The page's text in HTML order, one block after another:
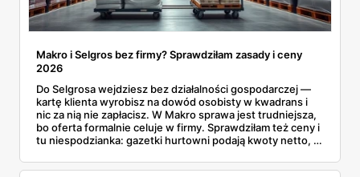
Makro i Selgros bez firmy? Sprawdziłam zasady i ceny
2026
Do Selgrosa wejdziesz bez działalności gospodarczej —
kartę klienta wyrobisz na dowód osobisty w kwadrans i
nic za nią nie zapłacisz. W Makro sprawa jest trudniejsza,
bo oferta formalnie celuje w firmy. Sprawdziłam też ceny i
tu niespodzianka: gazetki hurtowni podają kwoty netto, a
zawsze wygrywa — ta sama kawa ziarnista kosztuje w